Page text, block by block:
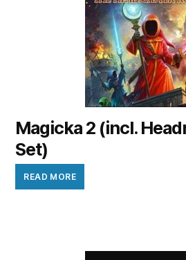
Magicka 2 (incl.
Set)
READ MORE